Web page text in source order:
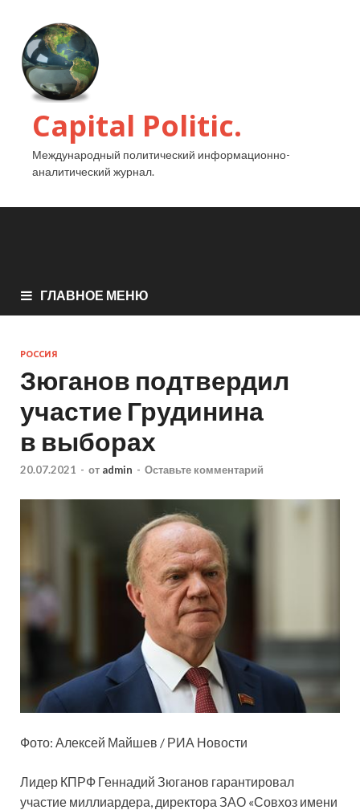
Capital Politic.
Международный политический информационно-
аналитический журнал.
ГЛАВНОЕ МЕНЮ
РОССИЯ
Зюганов подтвердил
участие Грудинина
в выборах
20.07.2021 - от admin - Оставьте комментарий
Фото: Алексей Майшев / РИА Новости
Лидер КПРФ Геннадий Зюганов гарантировал
участие миллиардера, директора ЗАО «Совхоз имени